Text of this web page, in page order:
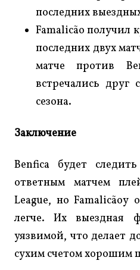
последних
Famalicão получил
последних двух
матче против
встречались друг
сезона.
Заключение
Benfica будет
ответным матчем
League, но Famalicãoу
легче. Их выездная
уязвимой, что делает
сухим счетом хорошим